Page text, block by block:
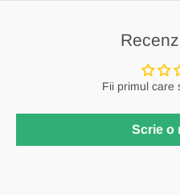
Fii primul care
Scrie o